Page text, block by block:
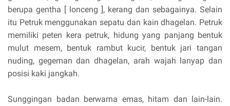
berupa gentha [ lonceng ], kerang dan sebagainya. Selain
itu Petruk menggunakan sepatu dan kain dhagelan. Petruk
memiliki peten kera petruk, hidung yang panjang bentuk
mulut mesem, bentuk rambut kucir, bentuk jari tangan
nuding, gegeman dan dhagelan, arah wajah lanyap dan
posisi kaki jangkah.
Sunggingan badan berwarna emas, hitam dan lain-lain.